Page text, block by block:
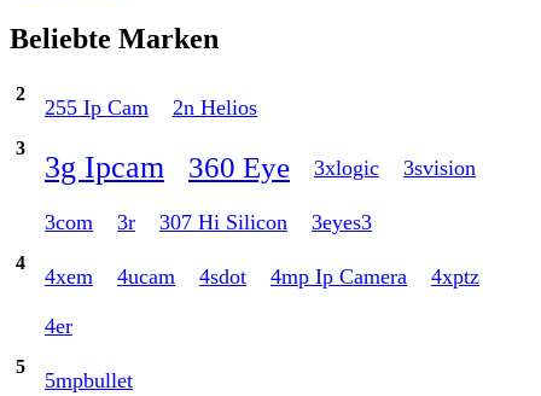
Beliebte Marken
2
255 Ip Cam 2n Helios
3
3g Ipcam 360 Eye 3xlogic 3svision
3com 3r 307 Hi Silicon 3eyes3
4
4xem 4ucam 4sdot 4mp Ip Camera 4xptz
4er
5
5mpbullet